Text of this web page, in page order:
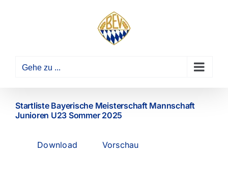
Gehe zu ...
Startliste Bayerische Meisterschaft Mannschaft
Junioren U23 Sommer 2025
Download Vorschau